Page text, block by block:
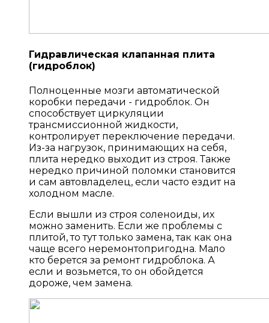
Гидравлическая клапанная плита
(гидроблок)
Полноценные мозги автоматической
коробки передачи - гидроблок. Он
способствует циркуляции
трансмиссионной жидкости,
контролирует переключение передачи.
Из-за нагрузок, принимающих на себя,
плита нередко выходит из строя. Также
нередко причиной поломки становится
и сам автовладелец, если часто ездит на
холодном масле.
Если вышли из строя соленоиды, их
можно заменить. Если же проблемы с
плитой, то тут только замена, так как она
чаще всего неремонтопригодна. Мало
кто берется за ремонт гидроблока. А
если и возьмется, то он обойдется
дороже, чем замена.